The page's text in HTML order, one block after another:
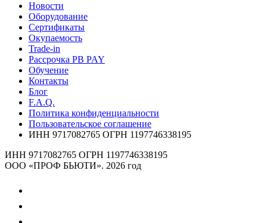
Новости
Оборудование
Сертификаты
Окупаемость
Trade-in
Рассрочка PB PAY
Обучение
Контакты
Блог
F.A.Q.
Политика конфиденциальности
Пользовательское соглашение
ИНН 9717082765 ОГРН 1197746338195
ИНН 9717082765 ОГРН 1197746338195
ООО «ПРОФ БЬЮТИ». 2026 год